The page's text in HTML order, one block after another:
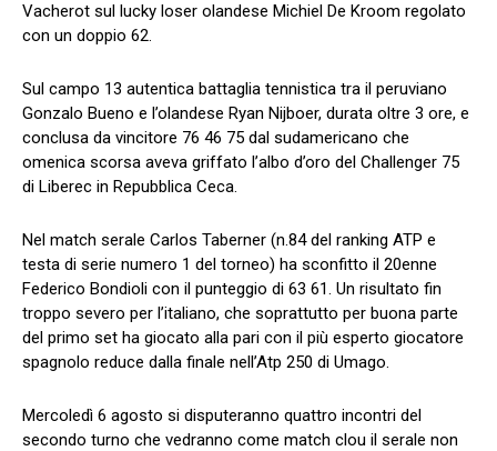
Vacherot sul lucky loser olandese Michiel De Kroom regolato
con un doppio 62.
Sul campo 13 autentica battaglia tennistica tra il peruviano
Gonzalo Bueno e l’olandese Ryan Nijboer, durata oltre 3 ore, e
conclusa da vincitore 76 46 75 dal sudamericano che
omenica scorsa aveva griffato l’albo d’oro del Challenger 75
di Liberec in Repubblica Ceca.
Nel match serale Carlos Taberner (n.84 del ranking ATP e
testa di serie numero 1 del torneo) ha sconfitto il 20enne
Federico Bondioli con il punteggio di 63 61. Un risultato fin
troppo severo per l’italiano, che soprattutto per buona parte
del primo set ha giocato alla pari con il più esperto giocatore
spagnolo reduce dalla finale nell’Atp 250 di Umago.
Mercoledì 6 agosto si disputeranno quattro incontri del
secondo turno che vedranno come match clou il serale non